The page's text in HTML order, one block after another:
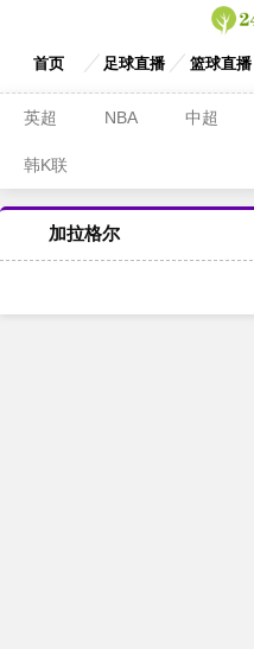
首页 足球直播 篮球直播
英超 NBA 中超
韩K联
加拉格尔